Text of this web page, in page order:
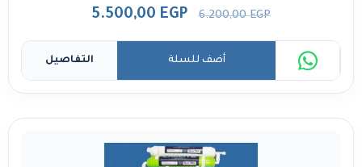
6.200,00EGP
5.500,00 EGP
التفاصيل أضف للسلة